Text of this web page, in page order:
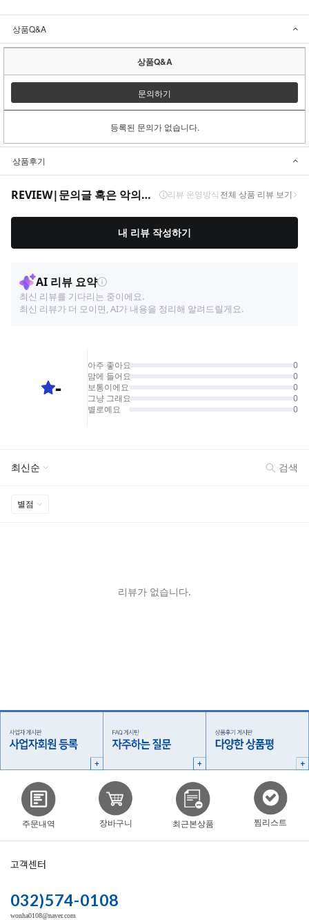
상품Q&A
상품Q&A
문의하기
등록된 문의가 없습니다.
상품후기
주문내역 장바구니 최근본상품 찜리스트
고객센터
032)574-0108
wonha0108@naver.com